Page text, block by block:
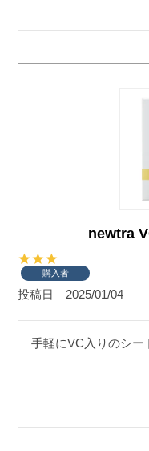
newtra
購入者
投稿日 2025/01/04
手軽にVC入りのシー